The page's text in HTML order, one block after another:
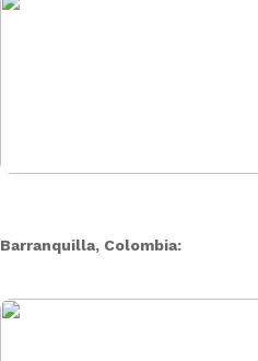
Barranquilla, Colombia: